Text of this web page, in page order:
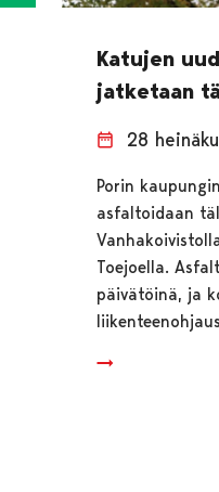
Katujen
jatketaan
28
Porin
asfaltoidaan
Toejoella.
päivätöinä, ja